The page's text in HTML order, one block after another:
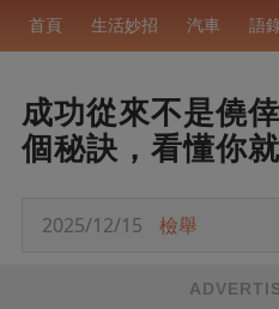
首頁 生活妙招 汽車 語
成功從來不是僥
個秘訣，看懂你
2025/12/15 檢舉